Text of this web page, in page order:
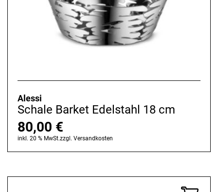
Alessi
Schale Barket Edelstahl 18 cm
80,00 €
inkl. 20 % MwSt.zzgl. Versandkosten